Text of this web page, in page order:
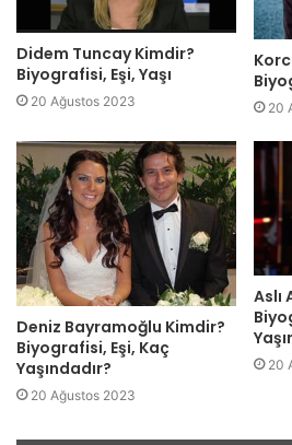
Didem Tuncay Kimdir?
Biyografisi, Eşi, Yaşı
20 Ağustos 2023 20
Deniz Bayramoğlu Kimdir?
Biyografisi, Eşi, Kaç
Yaşındadır?
20 Ağustos 2023
Aslı
20